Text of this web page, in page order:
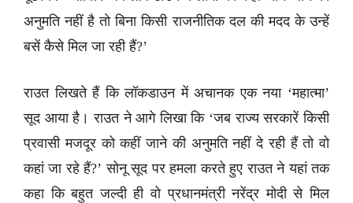
अनुमति नहीं है तो बिना किसी राजनीतिक दल की मदद के उन्हें
बसें कैसे मिल जा रही हैं?’
राउत लिखते हैं कि लॉकडाउन में अचानक एक नया ‘महात्मा’
सूद आया है। राउत ने आगे लिखा कि ‘जब राज्य सरकारें किसी
प्रवासी मजदूर को कहीं जाने की अनुमति नहीं दे रही हैं तो वो
कहां जा रहे हैं?’ सोनू सूद पर हमला करते हुए राउत ने यहां तक
कहा कि बहुत जल्दी ही वो प्रधानमंत्री नरेंद्र मोदी से मिल